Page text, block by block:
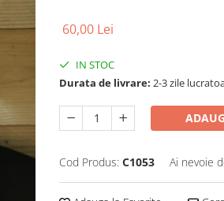
60,00 Lei
IN STOC
Durata de livrare: 2-3 zile
Cod Produs: C1053 Ai nevoie